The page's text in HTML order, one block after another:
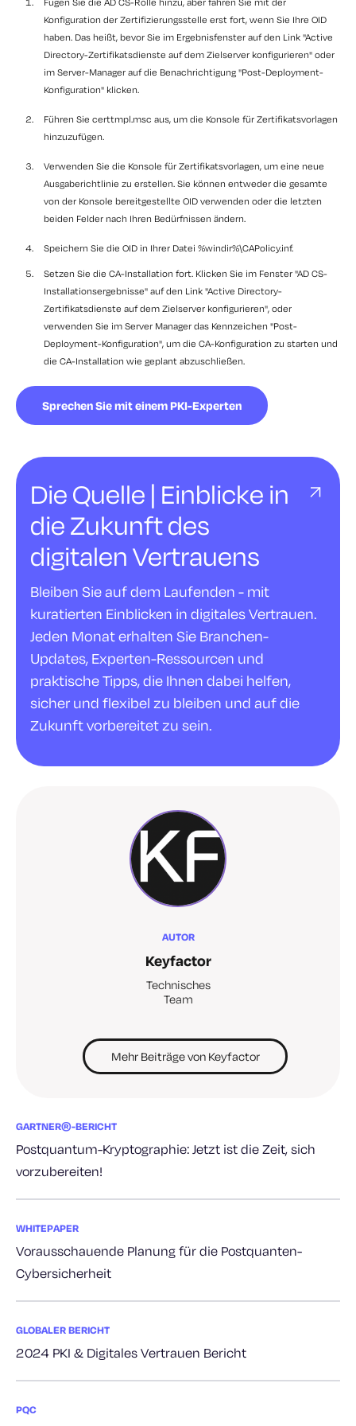
Konfiguration der Zertifizierungsstelle erst fort, wenn Sie Ihre OID
haben. Das heißt, bevor Sie im Ergebnisfenster auf den Link "Active
Directory-Zertifikatsdienste auf dem Zielserver konfigurieren" oder
im Server-Manager auf die Benachrichtigung "Post-Deployment-
Konfiguration" klicken.
Führen Sie certtmpl.msc aus, um die Konsole für Zertifikatsvorlagen
hinzuzufügen.
Verwenden Sie die Konsole für Zertifikatsvorlagen, um eine neue
Ausgaberichtlinie zu erstellen. Sie können entweder die gesamte
von der Konsole bereitgestellte OID verwenden oder die letzten
beiden Felder nach Ihren Bedürfnissen ändern.
Speichern Sie die OID in Ihrer Datei %windir%\CAPolicy.inf.
Setzen Sie die CA-Installation fort. Klicken Sie im Fenster "AD CS-
Installationsergebnisse" auf den Link "Active Directory-
Zertifikatsdienste auf dem Zielserver konfigurieren", oder
verwenden Sie im Server Manager das Kennzeichen "Post-
Deployment-Konfiguration", um die CA-Konfiguration zu starten und
die CA-Installation wie geplant abzuschließen.
Sprechen Sie mit einem PKI-Experten
Die Quelle | Einblicke in
die Zukunft des
digitalen Vertrauens
Bleiben Sie auf dem Laufenden - mit
kuratierten Einblicken in digitales Vertrauen.
Jeden Monat erhalten Sie Branchen-
Updates, Experten-Ressourcen und
praktische Tipps, die Ihnen dabei helfen,
sicher und flexibel zu bleiben und auf die
Zukunft vorbereitet zu sein.
AUTOR
Keyfactor
Technisches
Team
Mehr Beiträge von Keyfactor
GARTNER®-BERICHT
Postquantum-Kryptographie: Jetzt ist die Zeit, sich
vorzubereiten!
WHITEPAPER
Vorausschauende Planung für die Postquanten-
Cybersicherheit
GLOBALER BERICHT
2024 PKI & Digitales Vertrauen Bericht
PQC